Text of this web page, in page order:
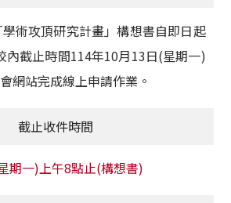
學術榮譽
其他
活動花絮
術攻頂研究計畫」構想書自即日起
內截止時間114年10月13日(星期一)
網站完成線上申請作業。
截止收件時間
期一)上午8點止(構想書)